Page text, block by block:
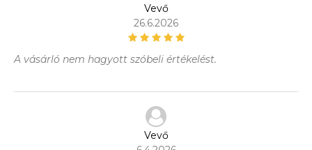
Vevő
26.6.2026
A vásárló nem hagyott szóbeli értékelést.
Vevő